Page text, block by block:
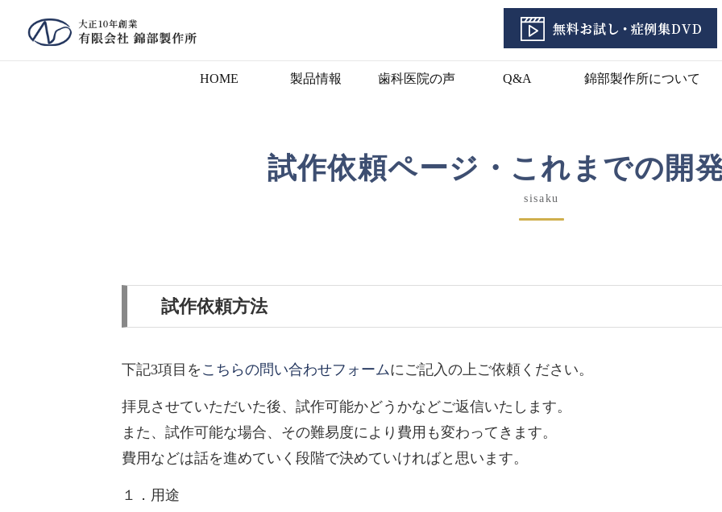
HOME 製品情報 歯科医院の声 Q&A 錦部製作所について
試作依頼ページ・これまでの開
sisaku
試作依頼方法
下記3項目を こちらの問い合わせフォームにご記入の上ご依頼ください。
拝見させていただいた後、試作可能かどうかなどご返信いたします。
また、試作可能な場合、その難易度により費用も変わってきます。
費用などは話を進めていく段階で決めていければと思います。
１．用途